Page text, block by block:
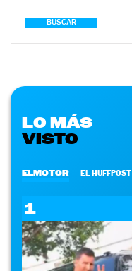
BUSCAR
LO MÁS
VISTO
ELMOTOR EL HUFFPOST
1